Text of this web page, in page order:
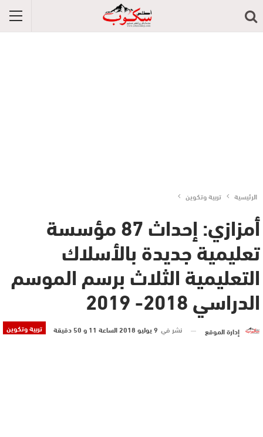
الرئيسية تربية وتكوين
أمزازي: إحداث 87 مؤسسة
تعليمية جديدة بالأسلاك
التعليمية الثلاث برسم الموسم
الدراسي 2018- 2019
تربية وتكوين إدارة الموقع نشر في 9 يوليو 2018 الساعة 11 و 50 دقيقة